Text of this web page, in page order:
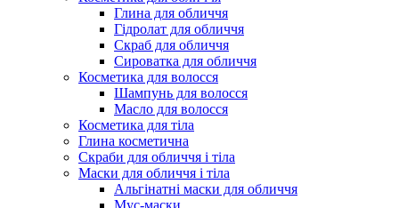
Глина для обличчя
Гідролат для обличчя
Скраб для обличчя
Сироватка для обличчя
Косметика для волосся
Шампунь для волосся
Масло для волосся
Косметика для тіла
Глина косметична
Скраби для обличчя і тіла
Маски для обличчя і тіла
Альгінатні маски для обличчя
Мус-маски